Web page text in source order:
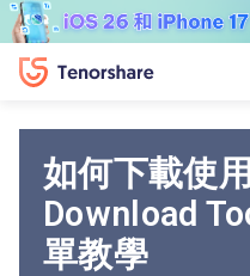
如何下載使
Download
單教學